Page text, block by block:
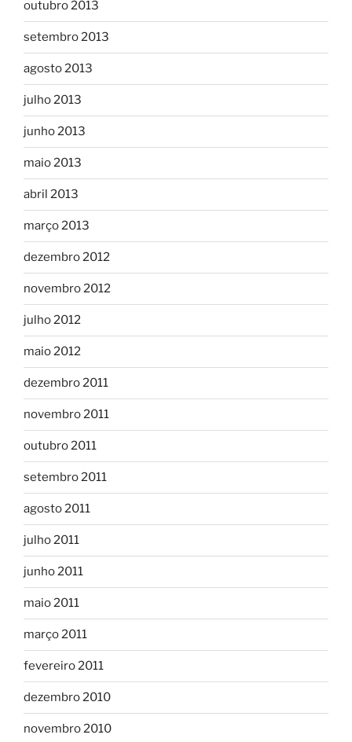
outubro 2013
setembro 2013
agosto 2013
julho 2013
junho 2013
maio 2013
abril 2013
março 2013
dezembro 2012
novembro 2012
julho 2012
maio 2012
dezembro 2011
novembro 2011
outubro 2011
setembro 2011
agosto 2011
julho 2011
junho 2011
maio 2011
março 2011
fevereiro 2011
dezembro 2010
novembro 2010